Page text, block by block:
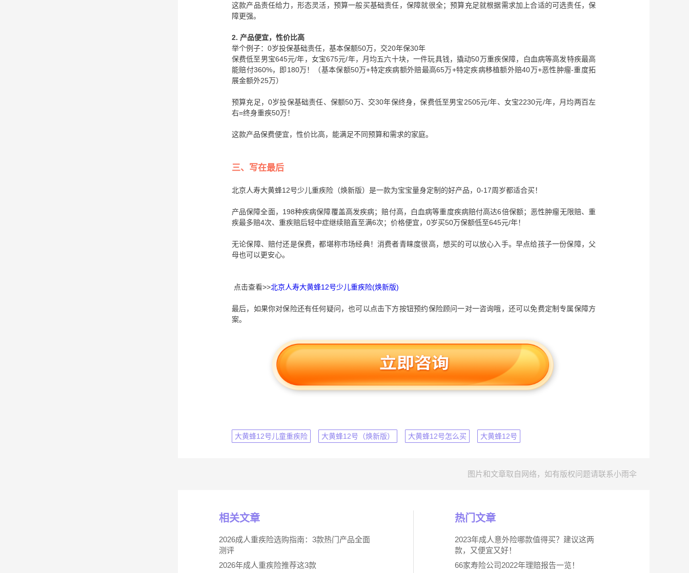
这款产品责任给力，形态灵活，预算一般买基础责任，保障就很全；预算充足就根据需求加上合适的可选责任，保
障更强。
2. 产品便宜，性价比高
举个例子：0岁投保基础责任，基本保额50万，交20年保30年
保费低至男宝645元/年，女宝675元/年，月均五六十块，一件玩具钱，撬动50万重疾保障，白血病等高发特疾最高
能赔付360%，即180万！（基本保额50万+特定疾病额外赔最高65万+特定疾病移植额外赔40万+恶性肿瘤-重度拓
展金额外25万）
预算充足，0岁投保基础责任、保额50万、交30年保终身，保费低至男宝2505元/年、女宝2230元/年，月均两百左
右=终身重疾50万！
这款产品保费便宜，性价比高，能满足不同预算和需求的家庭。
三、写在最后
北京人寿大黄蜂12号少儿重疾险（焕新版）是一款为宝宝量身定制的好产品，0-17周岁都适合买！
产品保障全面，198种疾病保障覆盖高发疾病；赔付高，白血病等重度疾病赔付高达6倍保额；恶性肿瘤无限赔、重
疾最多赔4次、重疾赔后轻中症继续赔直至满6次；价格便宜，0岁买50万保额低至645元/年！
无论保障、赔付还是保费，都堪称市场经典！消费者青睐度很高，想买的可以放心入手。早点给孩子一份保障，父
母也可以更安心。
点击查看>>北京人寿大黄蜂12号少儿重疾险(焕新版)
最后，如果你对保险还有任何疑问，也可以点击下方按钮预约保险顾问一对一咨询哦，还可以免费定制专属保障方
案。
大黄蜂12号儿童重疾险 大黄蜂12号（焕新版） 大黄蜂12号怎么买 大黄蜂12号
图片和文章取自网络，如有版权问题请联系小雨伞
相关文章
2026成人重疾险选购指南：3款热门产品全面
测评
2026年成人重疾险推荐这3款
热门文章
2023年成人意外险哪款值得买？建议这两
款，又便宜又好！
66家寿险公司2022年理赔报告一览！